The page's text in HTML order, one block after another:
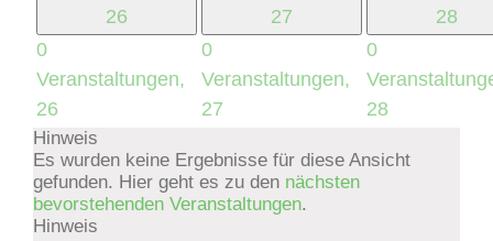
26
0
Veranstaltungen,
26
27
0
Veranstaltungen,
27
28
0
28
Hinweis
Es wurden keine Ergebnisse für diese Ansicht
gefunden. Hier geht es zu den nächsten
bevorstehenden Veranstaltungen.
Hinweis